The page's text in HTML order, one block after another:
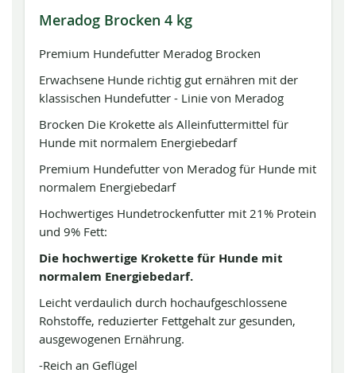
Meradog Brocken 4 kg
Premium Hundefutter Meradog Brocken
Erwachsene Hunde richtig gut ernähren mit der
klassischen Hundefutter - Linie von Meradog
Brocken Die Krokette als Alleinfuttermittel für
Hunde mit normalem Energiebedarf
Premium Hundefutter von Meradog für Hunde mit
normalem Energiebedarf
Hochwertiges Hundetrockenfutter mit 21% Protein
und 9% Fett:
Die hochwertige Krokette für Hunde mit
normalem Energiebedarf.
Leicht verdaulich durch hochaufgeschlossene
Rohstoffe, reduzierter Fettgehalt zur gesunden,
ausgewogenen Ernährung.
-Reich an Geflügel